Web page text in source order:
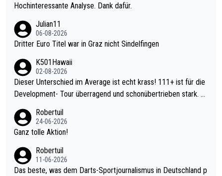
Hochinteressante Analyse. Dank dafür.
Julian11
06-08-2026
Dritter Euro Titel war in Graz nicht Sindelfingen
K501Hawaii
02-08-2026
Dieser Unterschied im Average ist echt krass! 111+ ist für die
Development- Tour überragend und schonübertrieben stark. U
mal 40+ erst recht. Da gewinnst keinen Blumentopf - ist ja noc
h krasser wie ein Pokalspiel eines Kreisligisten vs einem Bund
Robertuil
24-06-2026
Ganz tolle Aktion!
Robertuil
11-06-2026
Das beste, was dem Darts-Sportjournalismus in Deutschland p